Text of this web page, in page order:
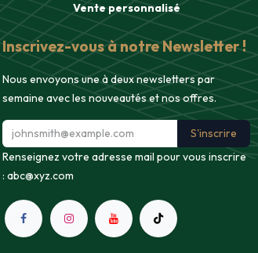
Ventepersonnalisé
Inscrivez-vous à notre Newsletter !
Nous envoyons une à deux newsletters par
semaine avec les nouveautés et nos offres.
S'inscrire
Renseignez votre adresse mail pour vous inscrire
: abc@xyz.com